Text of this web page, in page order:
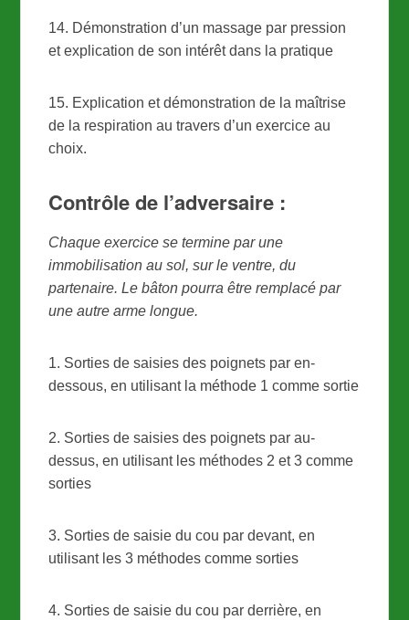
14. Démonstration d’un massage par pression
et explication de son intérêt dans la pratique
15. Explication et démonstration de la maîtrise
de la respiration au travers d’un exercice au
choix.
Contrôle de l’adversaire :
Chaque exercice se termine par une
immobilisation au sol, sur le ventre, du
partenaire. Le bâton pourra être remplacé par
une autre arme longue.
1. Sorties de saisies des poignets par en-
dessous, en utilisant la méthode 1 comme sortie
2. Sorties de saisies des poignets par au-
dessus, en utilisant les méthodes 2 et 3 comme
sorties
3. Sorties de saisie du cou par devant, en
utilisant les 3 méthodes comme sorties
4. Sorties de saisie du cou par derrière, en